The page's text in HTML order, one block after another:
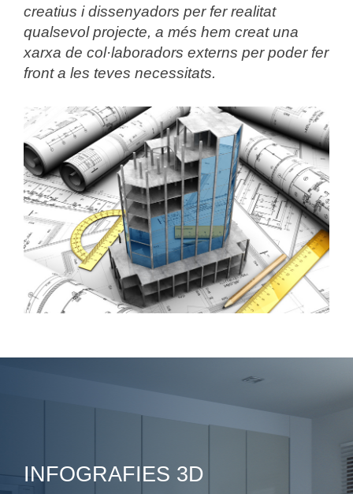
creatius i dissenyadors per fer realitat
qualsevol projecte, a més hem creat una
xarxa de col·laboradors externs per poder fer
front a les teves necessitats.
INFOGRAFIES 3D